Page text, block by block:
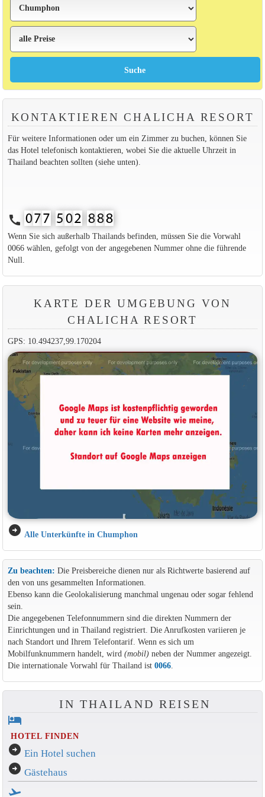
KONTAKTIEREN CHALICHA RESORT
Für weitere Informationen oder um ein Zimmer zu buchen, können Sie
das Hotel telefonisch kontaktieren, wobei Sie die aktuelle Uhrzeit in
Thailand beachten sollten (siehe unten).
call
Wenn Sie sich außerhalb Thailands befinden, müssen Sie die Vorwahl
0066 wählen, gefolgt von der angegebenen Nummer ohne die führende
Null.
KARTE DER UMGEBUNG VON
CHALICHA RESORT
GPS: 10.494237,99.170204
arrow_circle_right Alle Unterkünfte in Chumphon
Zu beachten: Die Preisbereiche dienen nur als Richtwerte basierend auf
den von uns gesammelten Informationen.
Ebenso kann die Geolokalisierung manchmal ungenau oder sogar fehlend
sein.
Die angegebenen Telefonnummern sind die direkten Nummern der
Einrichtungen und in Thailand registriert. Die Anrufkosten variieren je
nach Standort und Ihrem Telefontarif. Wenn es sich um
Mobilfunknummern handelt, wird (mobil)neben der Nummer angezeigt.
Die internationale Vorwahl für Thailand ist 0066.
IN THAILAND REISEN
hotel
HOTEL FINDEN
arrow_circle_right Ein Hotel suchen
arrow_circle_right Gästehaus
flight_takeoff